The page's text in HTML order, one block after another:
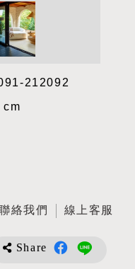
212092
cm
絡我們 線上客服
Share